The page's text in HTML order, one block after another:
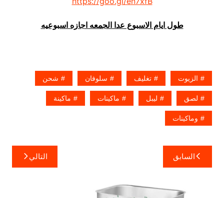
طول ايام الاسبوع عدا الجمعه اجازه اسبوعيه
الزيوت تغليف سلوفان شحن
لصق ليبل ماكينات ماكينة
وماكينات
تصفّح
المقالات
السابق التالي